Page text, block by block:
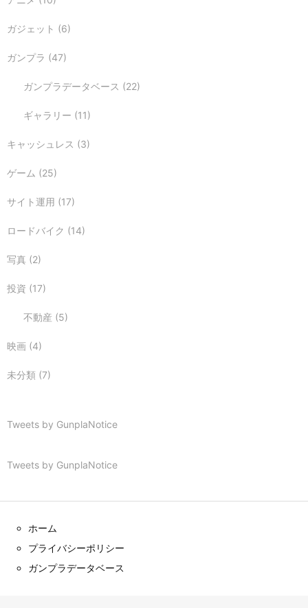
ガジェット (6)
ガンプラ (47)
ガンプラデータベース (22)
ギャラリー (11)
キャッシュレス (3)
ゲーム (25)
サイト運用 (17)
ロードバイク (14)
写真 (2)
投資 (17)
不動産 (5)
映画 (4)
未分類 (7)
Tweets by GunplaNotice
Tweets by GunplaNotice
ホーム
プライバシーポリシー
ガンプラデータベース